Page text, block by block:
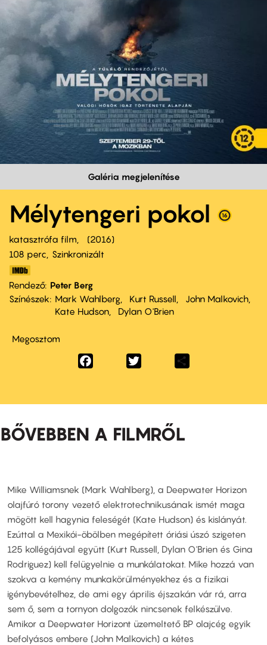
Galéria megjelenítése
Mélytengeri pokol
katasztrófa film
2016
108 perc,
Szinkronizált
Rendező Peter Berg
Színészek
Mark Wahlberg Kurt Russell
John Malkovich
Kate Hudson
Dylan O'Brien
Megosztom
Facebook
BŐVEBBEN A FILMRŐL
Mike Williamsnek (Mark Wahlberg), a Deepwater Horizon
olajfúró torony vezető elektrotechnikusának ismét maga
mögött kell hagynia feleségét (Kate Hudson) és kislányát.
Ezúttal a Mexikói-öbölben megépített óriási úszó szigeten
125 kollégájával együtt (Kurt Russell, Dylan O'Brien és Gina
Rodriguez) kell felügyelnie a munkálatokat. Mike hozzá van
szokva a kemény munkakörülményekhez és a fizikai
igénybevételhez, de ami egy április éjszakán vár rá, arra
sem ő, sem a tornyon dolgozók nincsenek felkészülve.
Amikor a Deepwater Horizont üzemeltető BP olajcég egyik
befolyásos embere (John Malkovich) a kétes